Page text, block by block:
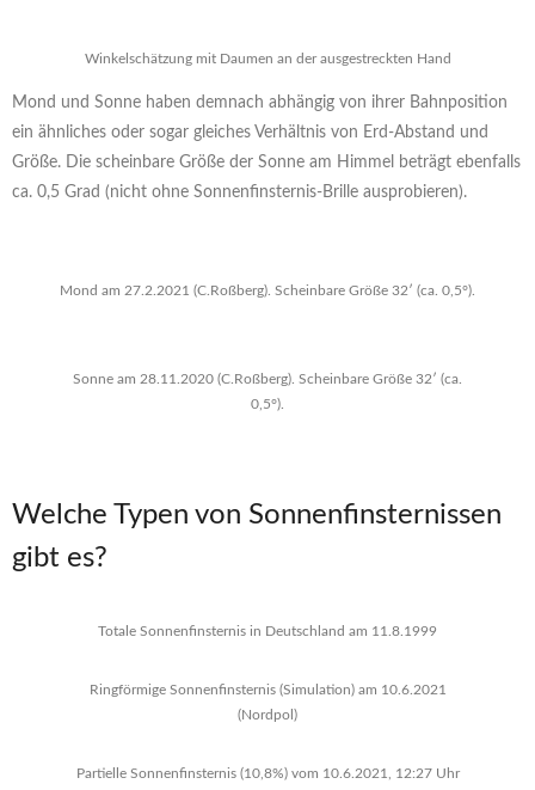
Winkelschätzung mit Daumen an der ausgestreckten Hand
Mond und Sonne haben demnach abhängig von ihrer Bahnposition
ein ähnliches oder sogar gleiches Verhältnis von Erd-Abstand und
Größe. Die scheinbare Größe der Sonne am Himmel beträgt ebenfalls
ca. 0,5 Grad (nicht ohne Sonnenfinsternis-Brille ausprobieren).
Mond am 27.2.2021 (C.Roßberg). Scheinbare Größe 32′ (ca. 0,5°).
Sonne am 28.11.2020 (C.Roßberg). Scheinbare Größe 32′ (ca.
0,5°).
Welche Typen von Sonnenfinsternissen
gibt es?
Totale Sonnenfinsternis in Deutschland am 11.8.1999
Ringförmige Sonnenfinsternis (Simulation) am 10.6.2021
(Nordpol)
Partielle Sonnenfinsternis (10,8%) vom 10.6.2021, 12:27 Uhr